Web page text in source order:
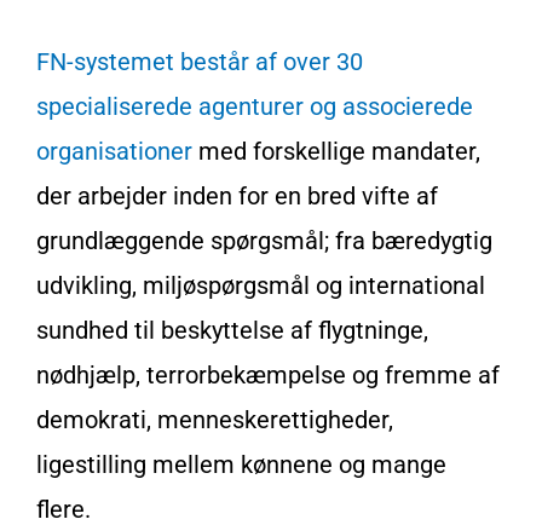
FN-systemet består af over 30
specialiserede agenturer og associerede
organisationer med forskellige mandater,
der arbejder inden for en bred vifte af
grundlæggende spørgsmål; fra bæredygtig
udvikling, miljøspørgsmål og international
sundhed til beskyttelse af flygtninge,
nødhjælp, terrorbekæmpelse og fremme af
demokrati, menneskerettigheder,
ligestilling mellem kønnene og mange
flere.